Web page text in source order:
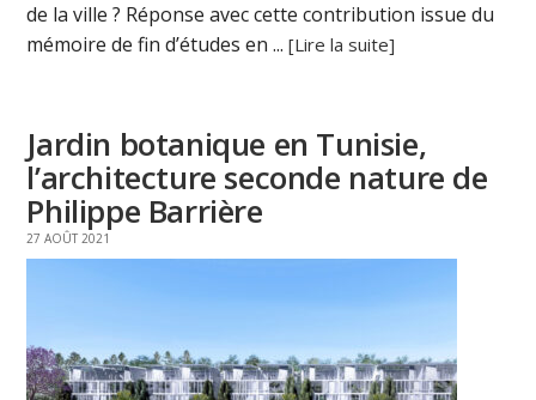
de la ville ? Réponse avec cette contribution issue du
mémoire de fin d’études en ...[Lire la suite]
Jardin botanique en Tunisie,
l’architecture seconde nature de
Philippe Barrière
27 AOÛT 2021